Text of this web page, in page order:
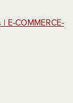
E-COMMERCE-